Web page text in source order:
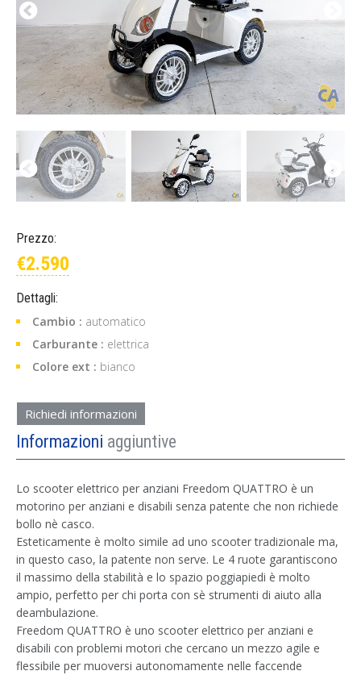
Prezzo:
€2.590
Dettagli:
Cambio : automatico
Carburante : elettrica
Colore ext : bianco
Richiedi informazioni
Informazioni aggiuntive
Lo scooter elettrico per anziani Freedom QUATTRO è un
motorino per anziani e disabili senza patente che non richiede
bollo nè casco.
Esteticamente è molto simile ad uno scooter tradizionale ma,
in questo caso, la patente non serve. Le 4 ruote garantiscono
il massimo della stabilità e lo spazio poggiapiedi è molto
ampio, perfetto per chi porta con sè strumenti di aiuto alla
deambulazione.
Freedom QUATTRO è uno scooter elettrico per anziani e
disabili con problemi motori che cercano un mezzo agile e
flessibile per muoversi autonomamente nelle faccende